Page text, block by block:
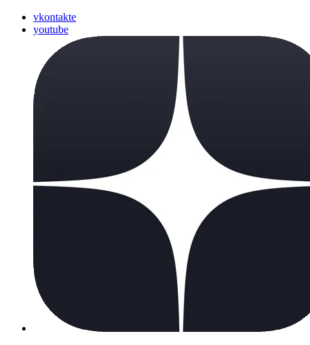
vkontakte
youtube